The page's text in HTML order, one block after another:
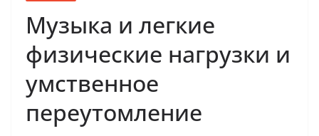
Музыка и легкие
физические нагрузки и
умственное
переутомление